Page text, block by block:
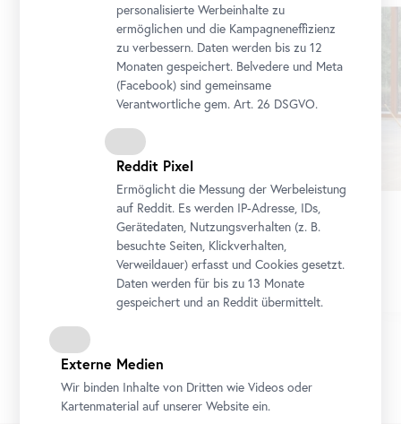
Zeitlos schön: Rundgang für Menschen
mit Demenz oder Vergesslichkeit
Führung •
Oberes Belvedere
Schau!
personalisierte Werbeinhalte zu
ermöglichen und die Kampagneneffizienz
zu verbessern. Daten werden bis zu 12
Monaten gespeichert. Belvedere und Meta
(Facebook) sind gemeinsame
Verantwortliche gem.Art. 26 DSGVO.
Reddit Pixel
Ermöglicht die Messung der Werbeleistung
auf Reddit. Es werden IP-Adresse, IDs,
Gerätedaten, Nutzungsverhalten (z. B.
besuchte Seiten, Klickverhalten,
Verweildauer) erfasst und Cookies gesetzt.
Daten werden für bis zu 13 Monate
gespeichert und an Reddit übermittelt.
Externe Medien
Wir binden Inhalte von Dritten wie Videos oder
Kartenmaterial auf unserer Website ein.